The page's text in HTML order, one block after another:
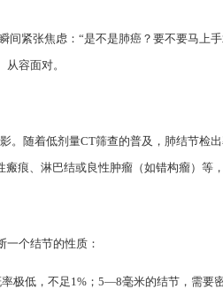
间紧张焦虑：“是不是肺癌？要不要马上
容面对。
。随着低剂量CT筛查的普及，肺结节
痕、淋巴结或良性肿瘤（如错构瘤）等，
一个结节的性质：
极低，不足1%；5—8毫米的结节，需